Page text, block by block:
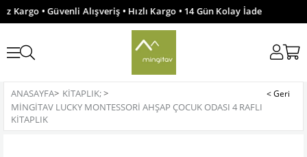
• Güvenli Alışveriş • Hızlı Kargo • 14 Gün Kolay İade
ANASAYFA> KITAPLIK;>
MINGITAV LUCKY MONTESSORI AHŞAP ÇOCUK ODASI 4 RAFLI
KITAPLIK